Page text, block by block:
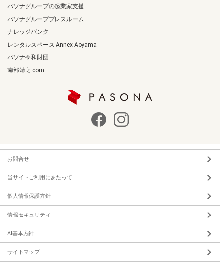
パソナグループの起業家支援
パソナグループプレスルーム
ナレッジバンク
レンタルスペース Annex Aoyama
パソナ令和財団
南部靖之.com
お問合せ
当サイトご利用にあたって
個人情報保護方針
情報セキュリティ
AI基本方針
サイトマップ